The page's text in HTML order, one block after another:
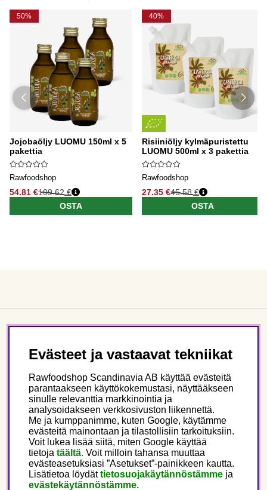
50%
Jojobaöljy LUOMU 150ml x 5
pakettia
Rawfoodshop
54.81 €109.62 €
OSTA
40%
Risiiniöljy kylmäpuristettu
LUOMU 500ml x 3 pakettia
Rawfoodshop
27.35 €45.58 €
OSTA
Seuraa meitä
Tämä on Rawfoodshop
Finland
Evästeet ja vastaavat tekniikat
Rawfoodshop Scandinavia AB käyttää evästeitä
parantaakseen käyttökokemustasi, näyttääkseen
sinulle relevanttia markkinointia ja
analysoidakseen verkkosivuston liikennettä.
Me ja kumppanimme, kuten Google, käytämme
evästeitä mainontaan ja tilastollisiin tarkoituksiin.
Voit lukea lisää siitä, miten Google käyttää
tietoja täältä. Voit milloin tahansa muuttaa
evästeasetuksiasi ”Asetukset”-painikkeen kautta.
Lisätietoa löydättietosuojakäytännöstämme ja
evästekäytännöstämme.